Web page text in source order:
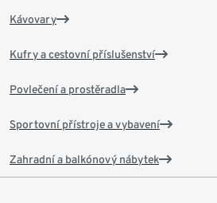
Kávovary
Kufry a cestovní příslušenství
Povlečení a prostěradla
Sportovní přístroje a vybavení
Zahradní a balkónový nábytek